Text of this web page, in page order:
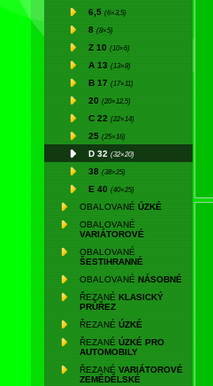
6,5 (6×3,5)
8 (8×5)
Z 10 (10×6)
A 13 (13×8)
B 17 (17×11)
20 (20×12,5)
C 22 (22×14)
25 (25×16)
D 32 (32×20)
38 (38×25)
E 40 (40×25)
OBALOVANÉ ÚZKÉ
OBALOVANÉ
VARIÁTOROVÉ
OBALOVANÉ
ŠESTIHRANNÉ
OBALOVANÉ NÁSOBNÉ
ŘEZANÉ KLASICKÝ
PRŮŘEZ
ŘEZANÉ ÚZKÉ
ŘEZANÉ ÚZKÉ PRO
AUTOMOBILY
ŘEZANÉ VARIÁTOROVÉ
ZEMĚDĚLSKÉ